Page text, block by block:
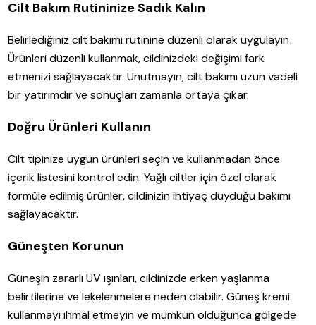
Cilt Bakım Rutininize Sadık Kalın
Belirlediğiniz cilt bakımı rutinine düzenli olarak uygulayın.
Ürünleri düzenli kullanmak, cildinizdeki değişimi fark
etmenizi sağlayacaktır. Unutmayın, cilt bakımı uzun vadeli
bir yatırımdır ve sonuçları zamanla ortaya çıkar.
Doğru Ürünleri Kullanın
Cilt tipinize uygun ürünleri seçin ve kullanmadan önce
içerik listesini kontrol edin. Yağlı ciltler için özel olarak
formüle edilmiş ürünler, cildinizin ihtiyaç duyduğu bakımı
sağlayacaktır.
Güneşten Korunun
Güneşin zararlı UV ışınları, cildinizde erken yaşlanma
belirtilerine ve lekelenmelere neden olabilir. Güneş kremi
kullanmayı ihmal etmeyin ve mümkün olduğunca gölgede